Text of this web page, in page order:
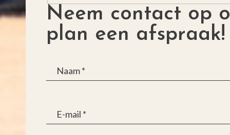
Neem contact op
plan een afspraak!